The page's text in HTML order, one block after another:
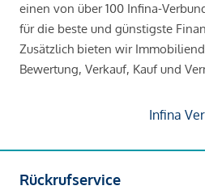
einen von über 100 Infina-
für die beste und günstigste
Zusätzlich bieten wir
Bewertung, Verkauf, Kauf und
Infina
Rückrufservice